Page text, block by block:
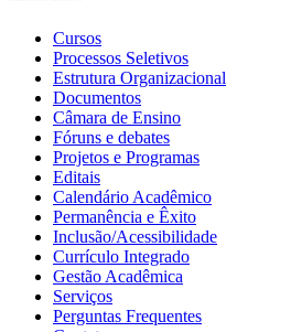
Cursos
Processos Seletivos
Estrutura Organizacional
Documentos
Câmara de Ensino
Fóruns e debates
Projetos e Programas
Editais
Calendário Acadêmico
Permanência e Êxito
Inclusão/Acessibilidade
Currículo Integrado
Gestão Acadêmica
Serviços
Perguntas Frequentes